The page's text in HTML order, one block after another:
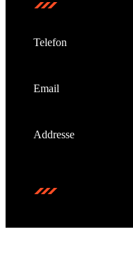
Telefon
Email
Addresse